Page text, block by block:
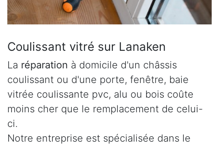
Coulissant vitré sur Lanaken
La réparation à domicile d'un châssis
coulissant ou d'une porte, fenêtre, baie
vitrée coulissante pvc, alu ou bois coûte
moins cher que le remplacement de celui-
ci.
Notre entreprise est spécialisée dans le